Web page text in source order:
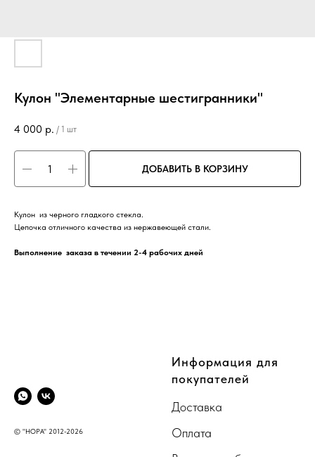
Кулон "Элементарные шестигранники"
4 000 р. / 1 шт
ДОБАВИТЬ В КОРЗИНУ
Кулон из черного гладкого стекла.
Цепочка отличного качества из нержавеющей стали.
Выполнение заказа в течении 2-4 рабочих дней
© "НОРА" 2012-2026
Информация для
покупателей
Доставка
Оплата